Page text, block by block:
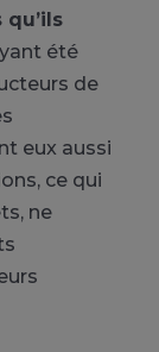
été
de
eux aussi
ce qui
ne